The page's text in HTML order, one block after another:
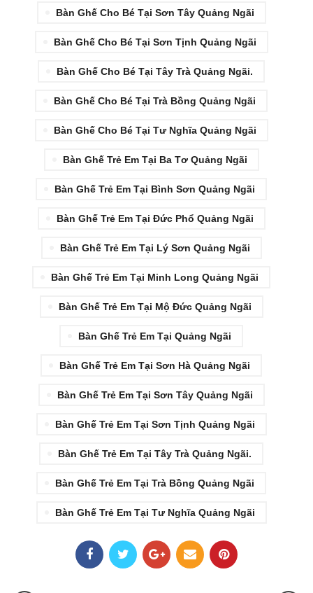
Bàn Ghế Cho Bé Tại Sơn Tây Quảng Ngãi
Bàn Ghế Cho Bé Tại Sơn Tịnh Quảng Ngãi
Bàn Ghế Cho Bé Tại Tây Trà Quảng Ngãi.
Bàn Ghế Cho Bé Tại Trà Bồng Quảng Ngãi
Bàn Ghế Cho Bé Tại Tư Nghĩa Quảng Ngãi
Bàn Ghế Trẻ Em Tại Ba Tơ Quảng Ngãi
Bàn Ghế Trẻ Em Tại Bình Sơn Quảng Ngãi
Bàn Ghế Trẻ Em Tại Đức Phổ Quảng Ngãi
Bàn Ghế Trẻ Em Tại Lý Sơn Quảng Ngãi
Bàn Ghế Trẻ Em Tại Minh Long Quảng Ngãi
Bàn Ghế Trẻ Em Tại Mộ Đức Quảng Ngãi
Bàn Ghế Trẻ Em Tại Quảng Ngãi
Bàn Ghế Trẻ Em Tại Sơn Hà Quảng Ngãi
Bàn Ghế Trẻ Em Tại Sơn Tây Quảng Ngãi
Bàn Ghế Trẻ Em Tại Sơn Tịnh Quảng Ngãi
Bàn Ghế Trẻ Em Tại Tây Trà Quảng Ngãi.
Bàn Ghế Trẻ Em Tại Trà Bồng Quảng Ngãi
Bàn Ghế Trẻ Em Tại Tư Nghĩa Quảng Ngãi